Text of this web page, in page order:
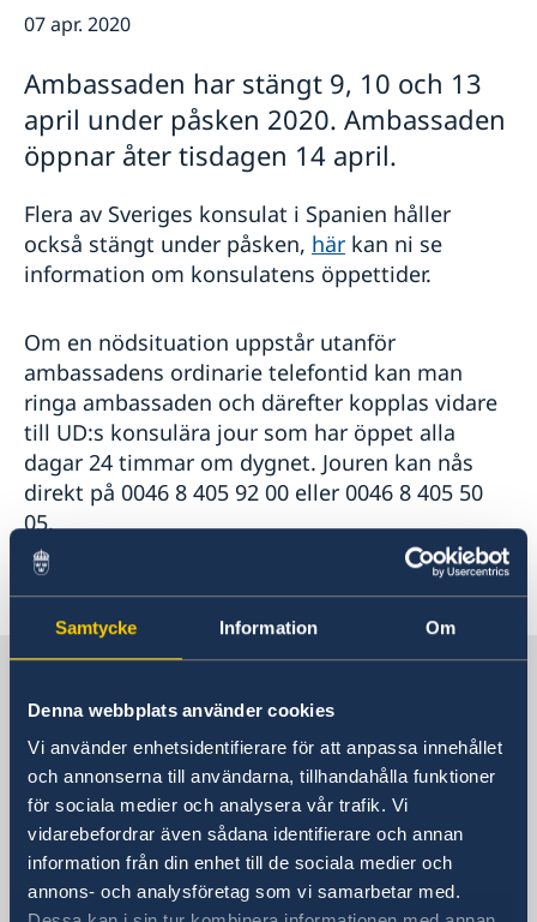
Samtycke Information Om
Denna webbplats använder cookies
Vi använder enhetsidentifierare för att anpassa innehållet
och annonserna till användarna, tillhandahålla funktioner
för sociala medier och analysera vår trafik. Vi
vidarebefordrar även sådana identifierare och annan
information från din enhet till de sociala medier och
annons- och analysföretag som vi samarbetar med.
Lediga tjänster
Team Sweden
Så kan du få stöd
Svenska företag i Spanien
Anmäl handelshinder
Nyheter
evenemang
Svenskrelaterade kontakter i Spanien
07 apr. 2020
Ambassaden har stängt 9, 10 och 13
april under påsken 2020. Ambassaden
öppnar åter tisdagen 14 april.
Flera av Sveriges konsulat i Spanien håller
också stängt under påsken, här kan ni se
information om konsulatens öppettider.
Om en nödsituation uppstår utanför
ambassadens ordinarie telefontid kan man
ringa ambassaden och därefter kopplas vidare
till UD:s konsulära jour som har öppet alla
dagar 24 timmar om dygnet. Jouren kan nås
direkt på 0046 8 405 92 00 eller 0046 8 405 50
05.
Senast uppdaterad 07 apr. 2020, 16.38
Sverige i Spanien
Sveriges ambassad
Besöksadress
Calle Caracas, 25
Madrid
Postadress